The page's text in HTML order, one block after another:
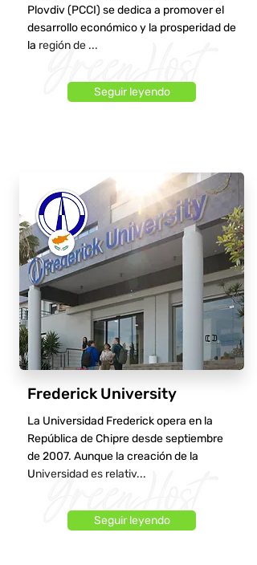
Plovdiv (PCCI) se dedica a promover el
desarrollo económico y la prosperidad de
la región de ...
Seguir leyendo
Frederick University
La Universidad Frederick opera en la
República de Chipre desde septiembre
de 2007. Aunque la creación de la
Universidad es relativ...
Seguir leyendo